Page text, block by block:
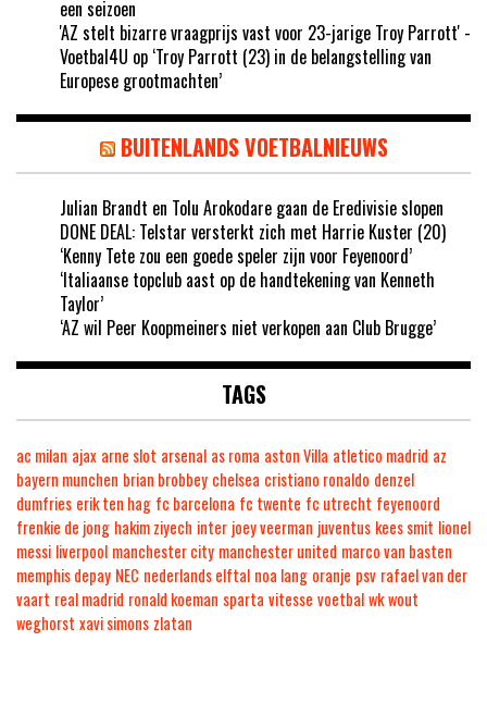
een seizoen
'AZ stelt bizarre vraagprijs vast voor 23-jarige Troy Parrott' -
Voetbal4U op ‘Troy Parrott (23) in de belangstelling van
Europese grootmachten’
BUITENLANDS VOETBALNIEUWS
Julian Brandt en Tolu Arokodare gaan de Eredivisie slopen
DONE DEAL: Telstar versterkt zich met Harrie Kuster (20)
‘Kenny Tete zou een goede speler zijn voor Feyenoord’
‘Italiaanse topclub aast op de handtekening van Kenneth
Taylor’
‘AZ wil Peer Koopmeiners niet verkopen aan Club Brugge’
TAGS
ac milan ajax arne slot arsenal as roma aston Villa atletico madrid az
bayern munchen brian brobbey chelsea cristiano ronaldo denzel
dumfries erik ten hag fc barcelona fc twente fc utrecht feyenoord
frenkie de jong hakim ziyech inter joey veerman juventus kees smit lionel
messi liverpool manchester city manchester united marco van basten
memphis depay NEC nederlands elftal noa lang oranje psv rafael van der
vaart real madrid ronald koeman sparta vitesse voetbalwkwout
weghorst xavi simons zlatan